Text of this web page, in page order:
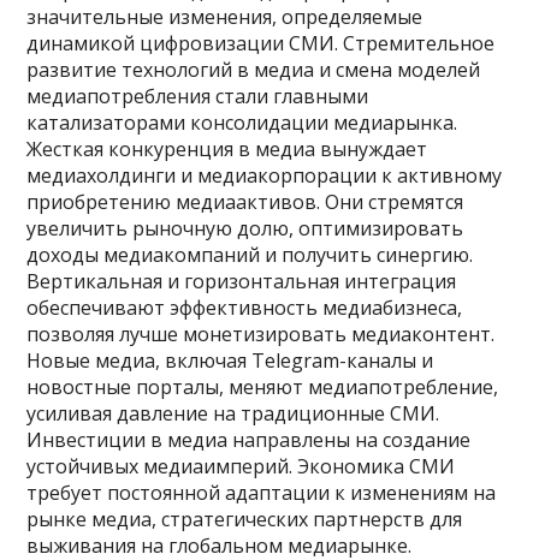
значительные изменения, определяемые
динамикой цифровизации СМИ. Стремительное
развитие технологий в медиа и смена моделей
медиапотребления стали главными
катализаторами консолидации медиарынка.
Жесткая конкуренция в медиа вынуждает
медиахолдинги и медиакорпорации к активному
приобретению медиаактивов. Они стремятся
увеличить рыночную долю, оптимизировать
доходы медиакомпаний и получить синергию.
Вертикальная и горизонтальная интеграция
обеспечивают эффективность медиабизнеса,
позволяя лучше монетизировать медиаконтент.
Новые медиа, включая Telegram-каналы и
новостные порталы, меняют медиапотребление,
усиливая давление на традиционные СМИ.
Инвестиции в медиа направлены на создание
устойчивых медиаимперий. Экономика СМИ
требует постоянной адаптации к изменениям на
рынке медиа, стратегических партнерств для
выживания на глобальном медиарынке.